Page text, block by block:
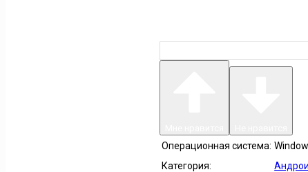
Операционная система:
Категория: